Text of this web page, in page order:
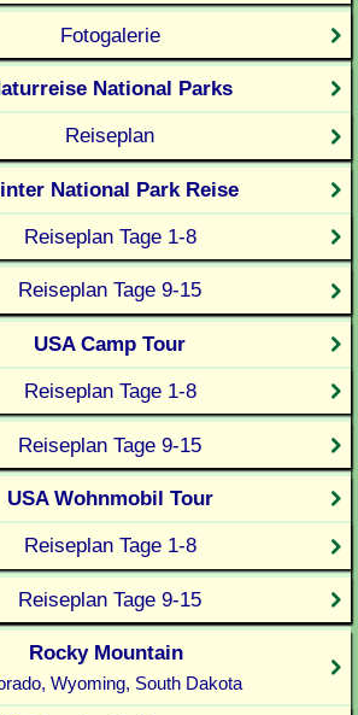
Fotogalerie
National Parks
Reiseplan
National Park Reise
Reiseplan Tage 1-8
Reiseplan Tage 9-15
USA Camp Tour
Reiseplan Tage 1-8
Reiseplan Tage 9-15
USA Wohnmobil Tour
Reiseplan Tage 1-8
Reiseplan Tage 9-15
Rocky Mountain
Wyoming, South Dakota